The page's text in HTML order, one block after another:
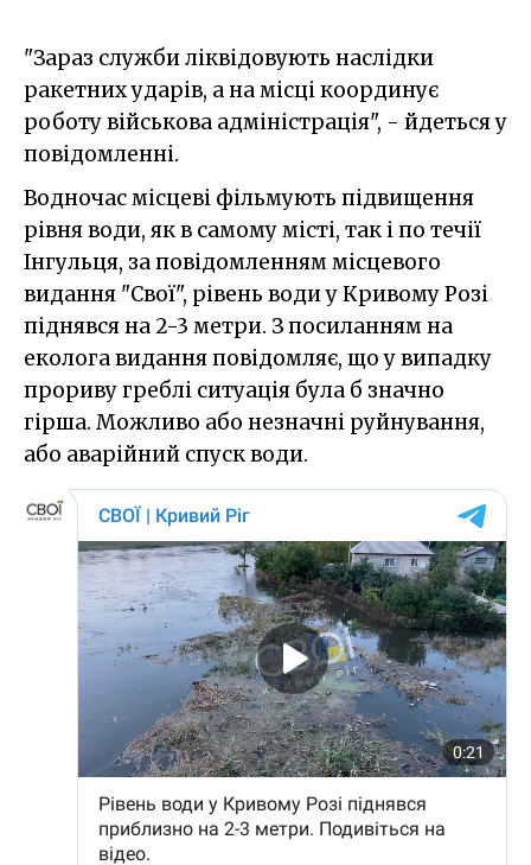
"Зараз служби ліквідовують наслідки
ракетних ударів, а на місці координує
роботу військова адміністрація", - йдеться у
повідомленні.
Водночас місцеві фільмують підвищення
рівня води, як в самому місті, так і по течії
Інгульця, за повідомленням місцевого
видання "Свої", рівень води у Кривому Розі
піднявся на 2-3 метри. З посиланням на
еколога видання повідомляє, що у випадку
прориву греблі ситуація була б значно
гірша. Можливо або незначні руйнування,
або аварійний спуск води.